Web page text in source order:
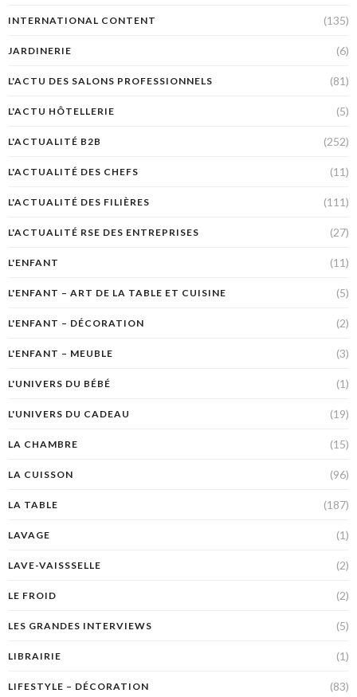
INTERNATIONAL CONTENT (135)
JARDINERIE (6)
L'ACTU DES SALONS PROFESSIONNELS (81)
L'ACTU HÔTELLERIE (5)
L'ACTUALITÉ B2B (252)
L'ACTUALITÉ DES CHEFS (11)
L'ACTUALITÉ DES FILIÈRES (111)
L'ACTUALITÉ RSE DES ENTREPRISES (27)
L'ENFANT (11)
L'ENFANT – ART DE LA TABLE ET CUISINE (5)
L'ENFANT – DÉCORATION (2)
L'ENFANT – MEUBLE (3)
L'UNIVERS DU BÉBÉ (1)
L'UNIVERS DU CADEAU (19)
LA CHAMBRE (15)
LA CUISSON (96)
LA TABLE (187)
LAVAGE (1)
LAVE-VAISSSELLE (2)
LE FROID (2)
LES GRANDES INTERVIEWS (5)
LIBRAIRIE (1)
LIFESTYLE – DÉCORATION (83)